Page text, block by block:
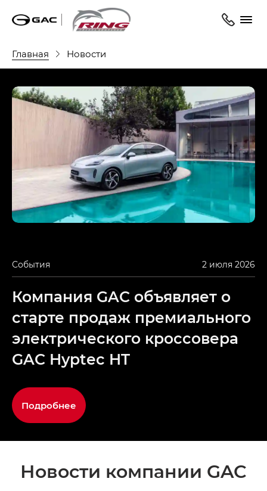
Главная Новости
События 2 июля 2026
Компания GAC объявляет о
старте продаж премиального
электрического кроссовера
GAC Hyptec HT
Подробнее
Новости компании GAC